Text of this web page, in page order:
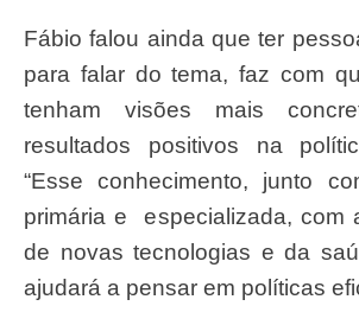
Fábio falou ainda que ter pessoas gabaritadas
para falar do tema, faz com
tenham visões mais
resultados positivos na
“Esse conhecimento, junto
primária e especializada, com
de novas tecnologias e da
ajudará a pensar em políticas